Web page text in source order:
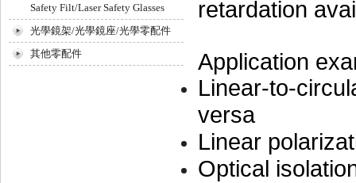
retardation
Application
Linear-to-
versa
Linear
Optical
Safety Filt/Laser Safety Glasses
光學鏡架/光學鏡座/光學零配件
其他零配件